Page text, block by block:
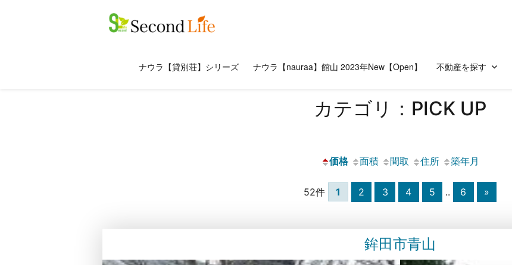
ナウラ【貸別荘】シリーズ ナウラ【nauraa】館山 2023年New【Open】 不動産を探す
カテゴリ：PICK UP
価格 面積 間取 住所 築年月
52件 1 2 3 4 5 .. 6 »
鉾田市青山